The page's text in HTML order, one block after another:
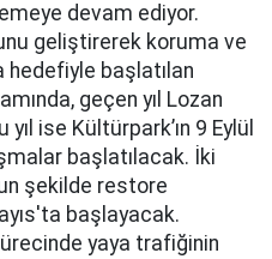
devam ediyor.
geliştirerek koruma ve
hedefiyle başlatılan
geçen yıl Lozan
ise Kültürpark’ın 9 Eylül
başlatılacak. İki
şekilde restore
başlayacak.
yaya trafiğinin